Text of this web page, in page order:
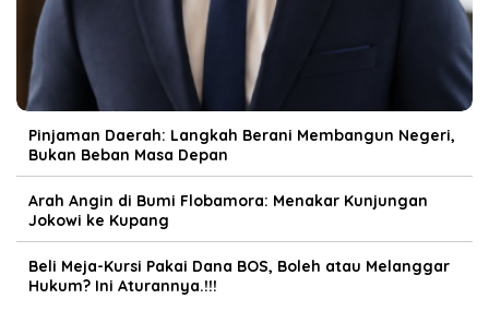
Pinjaman Daerah: Langkah Berani Membangun Negeri,
Bukan Beban Masa Depan
Arah Angin di Bumi Flobamora: Menakar Kunjungan
Jokowi ke Kupang
Beli Meja-Kursi Pakai Dana BOS, Boleh atau Melanggar
Hukum? Ini Aturannya.!!!